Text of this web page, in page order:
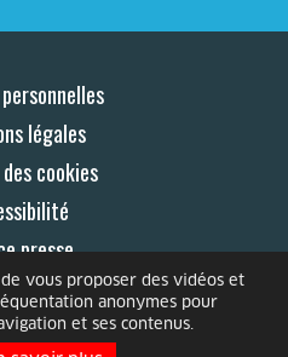
vous proposer des vidéos et
anonymes pour
et ses contenus.
Le Mag
légales
cookies
presse